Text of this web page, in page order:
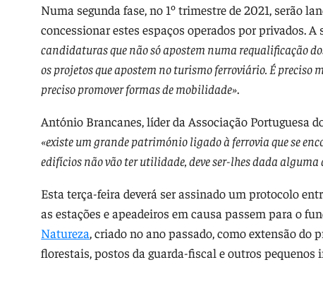
Numa segunda fase, no 1º trimestre de 2021, serão
concessionar estes espaços operados por privados. A
candidaturas que não só apostem numa requalificação
os projetos que apostem no turismo ferroviário. É
preciso promover formas de mobilidade»
António Brancanes, líder da Associação Portuguesa
«existeum grande património ligado à ferrovia que se
edifícios não vão ter utilidade, deve ser-lhes dada
Esta terça-feira deverá ser assinado um protocolo
as estações e apeadeiros em causa passem para o
Natureza , criado no ano passado, como extensão do
florestais, postos da guarda-fiscal e outros pequenos